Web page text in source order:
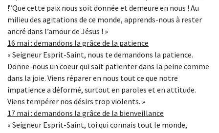
!”Que cette paix nous soit donnée et demeure en nous ! Au
milieu des agitations de ce monde, apprends-nous à rester
ancré dans l’amour de Jésus ! »
16 mai : demandons la grâce de la patience
« Seigneur Esprit-Saint, nous te demandons la patience.
Donne-nous un coeur qui sait patienter dans la peine comme
dans la joie. Viens réparer en nous tout ce que notre
impatience a déformé, surtout en paroles et en attitude.
Viens tempérer nos désirs trop violents. »
17 mai : demandons la grâce de la bienveillance
« Seigneur Esprit-Saint, toi qui connais tout le monde,